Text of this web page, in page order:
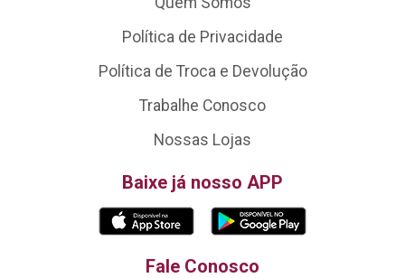
Política de Privacidade
Política de Troca e Devolução
Trabalhe Conosco
Nossas Lojas
Baixe já nosso APP
Fale Conosco